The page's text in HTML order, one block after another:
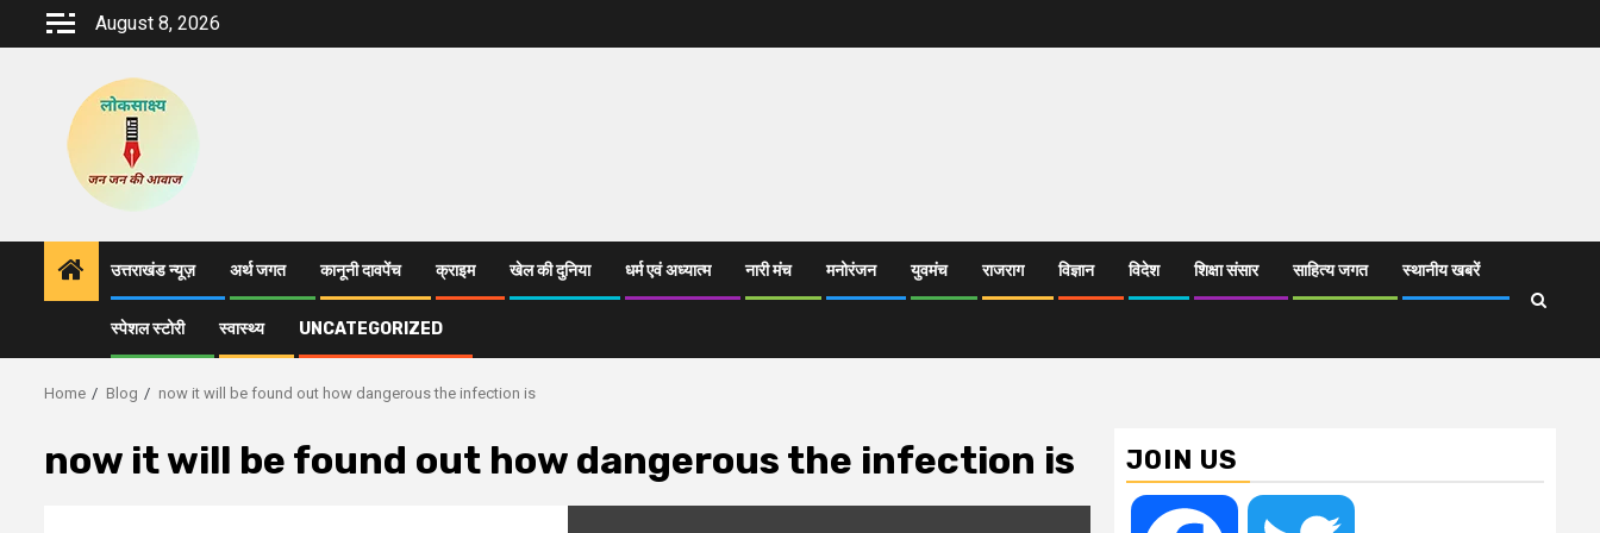
August 8, 2026
उत्तराखंड न्यूज़ अर्थ जगत कानूनी दावपेंच क्राइम खेल की दुनिया धर्म एवं अध्यात्म नारी मंच मनोरंजन युवमंच राजराग विज्ञान विदेश शिक्षा संसार साहित्य जगत स्थानीय खबरें
स्पेशल स्टोरी स्वास्थ्य UNCATEGORIZED
Home Blog now it will be found out how dangerous the infection is
now it will be found out how dangerous the infection is JOIN US